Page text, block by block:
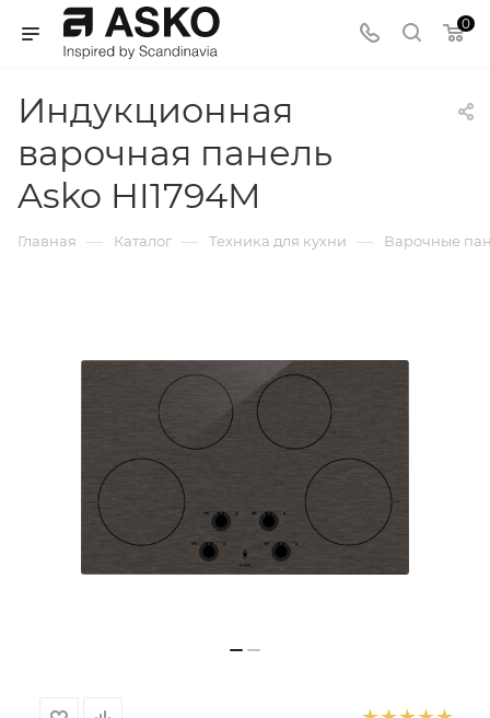
0
Индукционная
варочная панель
Asko HI1794M
Главная — Каталог — Техника для кухни — Варочные